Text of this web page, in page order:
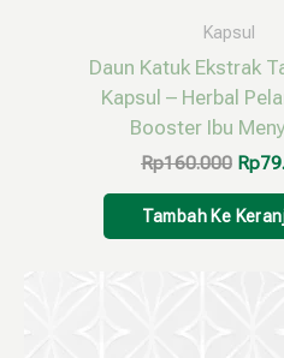
Kapsul
Daun Katuk Ekstrak
Kapsul – Herbal
Booster Ibu
Rp160.000 Rp
Tambah Ke